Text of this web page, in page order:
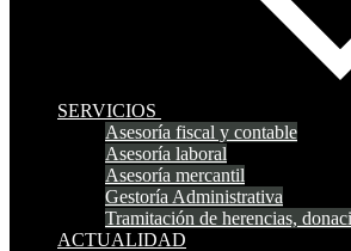
SERVICIOS
Asesoría fiscal y contable
Asesoría laboral
Asesoría mercantil
Gestoría Administrativa
Tramitación de herencias,
ACTUALIDAD